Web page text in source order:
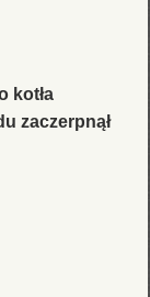
kotła
zaczerpnął